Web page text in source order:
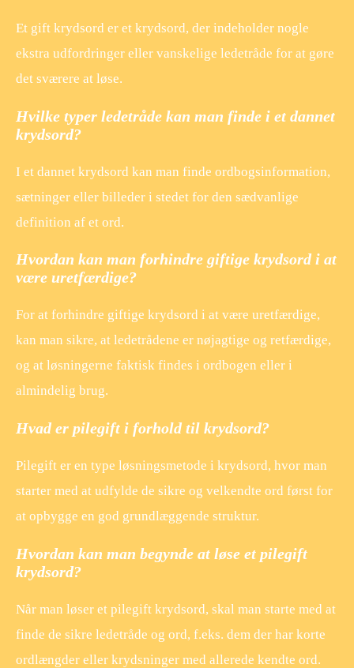
Et gift krydsord er et krydsord, der indeholder nogle
ekstra udfordringer eller vanskelige ledetråde for at gøre
det sværere at løse.
Hvilke typer ledetråde kan man finde i et dannet
krydsord?
I et dannet krydsord kan man finde ordbogsinformation,
sætninger eller billeder i stedet for den sædvanlige
definition af et ord.
Hvordan kan man forhindre giftige krydsord i at
være uretfærdige?
For at forhindre giftige krydsord i at være uretfærdige,
kan man sikre, at ledetrådene er nøjagtige og retfærdige,
og at løsningerne faktisk findes i ordbogen eller i
almindelig brug.
Hvad er pilegift i forhold til krydsord?
Pilegift er en type løsningsmetode i krydsord, hvor man
starter med at udfylde de sikre og velkendte ord først for
at opbygge en god grundlæggende struktur.
Hvordan kan man begynde at løse et pilegift
krydsord?
Når man løser et pilegift krydsord, skal man starte med at
finde de sikre ledetråde og ord, f.eks. dem der har korte
ordlængder eller krydsninger med allerede kendte ord.